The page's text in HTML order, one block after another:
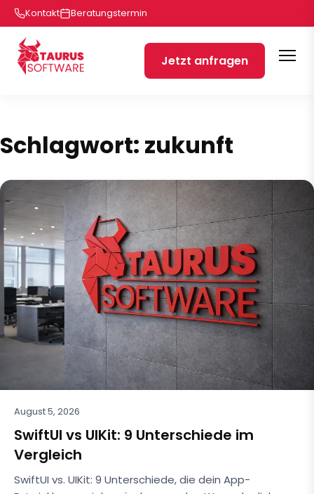
Kontakt Beratungstermin
Jetzt anfragen
Schlagwort: zukunft
August 5, 2026
SwiftUI vs UIKit: 9 Unterschiede im
Vergleich
SwiftUI vs. UIKit: 9 Unterschiede, die dein App-